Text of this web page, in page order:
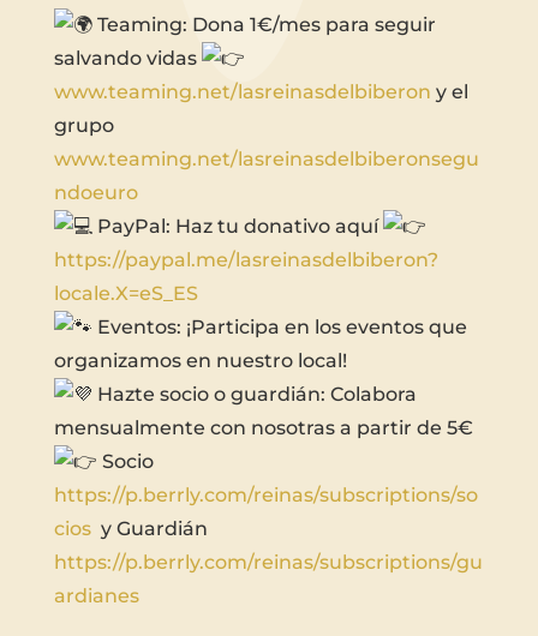
Teaming: Dona 1€/mes para seguir
salvando vidas
www.teaming.net/lasreinasdelbiberon y el
grupo
www.teaming.net/lasreinasdelbiberonsegu
ndoeuro
PayPal: Haz tu donativo aquí
https://paypal.me/lasreinasdelbiberon?
locale.X=eS_ES
Eventos: ¡Participa en los eventos que
organizamos en nuestro local!
Hazte socio o guardián: Colabora
mensualmente con nosotras a partir de 5€
Socio
https://p.berrly.com/reinas/subscriptions/so
cios y Guardián
https://p.berrly.com/reinas/subscriptions/gu
ardianes